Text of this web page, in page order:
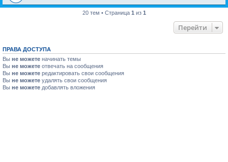
20 тем • Страница 1 из 1
Перейти
ПРАВА ДОСТУПА
Вы не можете начинать темы
Вы не можете отвечать на сообщения
Вы не можете редактировать свои сообщения
Вы не можете удалять свои сообщения
Вы не можете добавлять вложения